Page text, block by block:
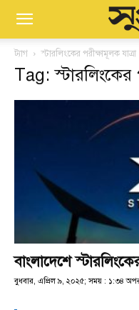
ট্যাগ স্টারলিংকের পরীক্ষামূলক যাত্রা
Tag: স্টারলিংকের
বাংলাদেশে
বুধবার, এপ্রিল ৯, ২০২৫; সময় : ১:৩৪